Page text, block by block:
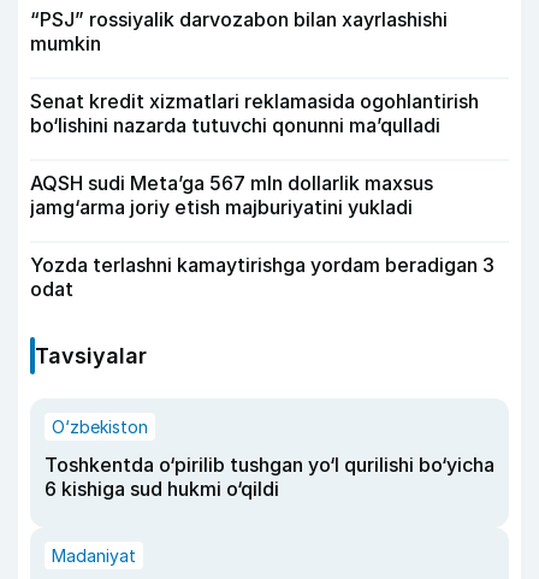
“PSJ” rossiyalik darvozabon bilan xayrlashishi
mumkin
Senat kredit xizmatlari reklamasida ogohlantirish
bo‘lishini nazarda tutuvchi qonunni ma’qulladi
AQSH sudi Meta’ga 567 mln dollarlik maxsus
jamg‘arma joriy etish majburiyatini yukladi
Yozda terlashni kamaytirishga yordam beradigan 3
odat
Tavsiyalar
O‘zbekiston
Toshkentda o‘pirilib tushgan yo‘l qurilishi bo‘yicha
6 kishiga sud hukmi o‘qildi
Madaniyat